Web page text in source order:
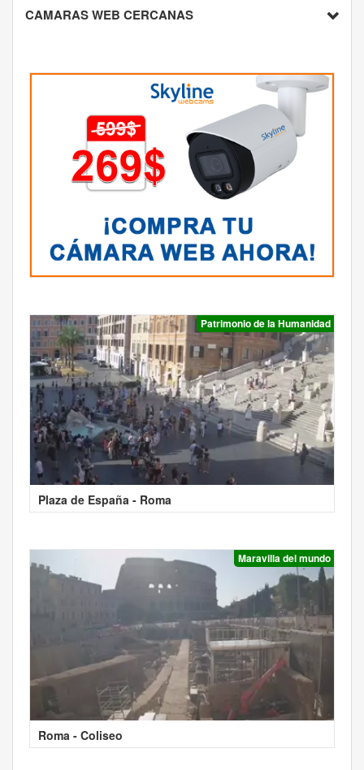
CAMARAS WEB CERCANAS
Patrimonio de la Humanidad
Plaza de España - Roma
Maravilla del mundo
Roma - Coliseo